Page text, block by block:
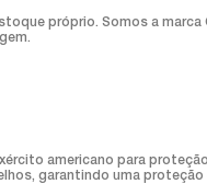
próprio. Somos a marca
americano para
garantindo uma